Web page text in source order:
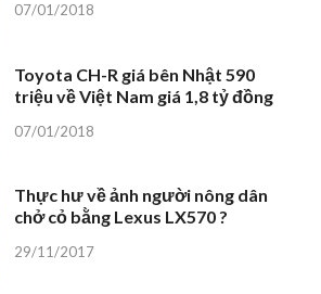
07/01/2018
Toyota CH-R giá bên Nhật 590
triệu về Việt Nam giá 1,8 tỷ đồng
07/01/2018
Thực hư về ảnh người nông dân
chở cỏ bằng Lexus LX570 ?
29/11/2017